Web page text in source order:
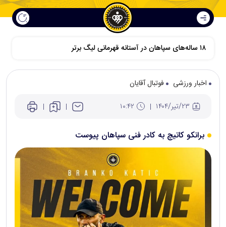
اخبار ورزشی
فوتبال آقایان
برانکو کاتیچ به کادر فنی سپاهان پیوست